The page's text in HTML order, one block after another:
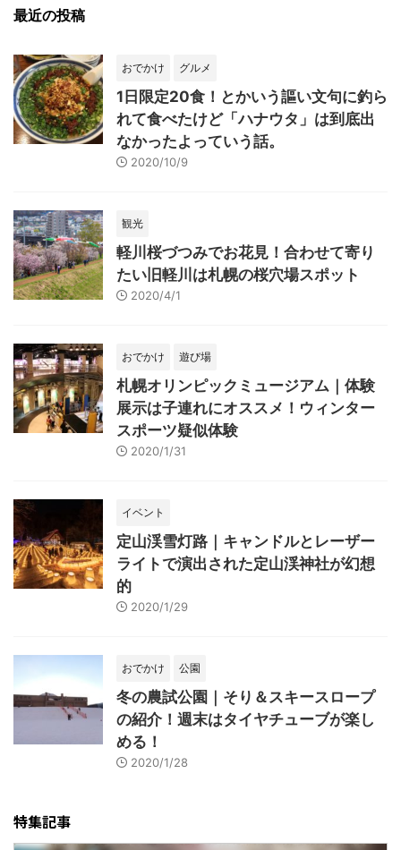
最近の投稿
おでかけ グルメ
1日限定20食！とかいう謳い文句に釣ら
れて食べたけど「ハナウタ」は到底出
なかったよっていう話。
2020/10/9
観光
軽川桜づつみでお花見！合わせて寄り
たい旧軽川は札幌の桜穴場スポット
2020/4/1
おでかけ 遊び場
札幌オリンピックミュージアム｜体験
展示は子連れにオススメ！ウィンター
スポーツ疑似体験
2020/1/31
イベント
定山渓雪灯路｜キャンドルとレーザー
ライトで演出された定山渓神社が幻想
的
2020/1/29
おでかけ 公園
冬の農試公園｜そり＆スキースロープ
の紹介！週末はタイヤチューブが楽し
める！
2020/1/28
特集記事